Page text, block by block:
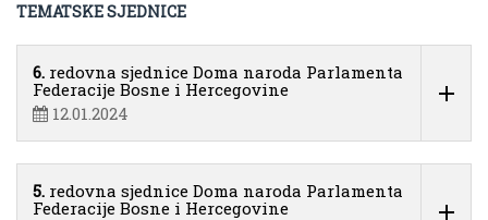
TEMATSKE SJEDNICE
6. redovna sjednice Doma naroda Parlamenta
Federacije Bosne i Hercegovine
12.01.2024
5. redovna sjednice Doma naroda Parlamenta
Federacije Bosne i Hercegovine